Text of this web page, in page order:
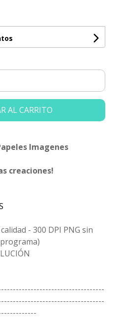
AL CARRITO
Imagenes
creaciones!
- 300 DPI PNG sin